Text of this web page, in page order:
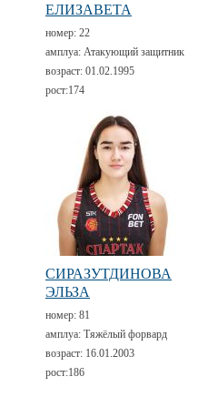
ЕЛИЗАВЕТА
номер: 22
амплуа: Атакующий защитник
возраст: 01.02.1995
рост:174
СИРАЗУТДИНОВА
ЭЛЬЗА
номер: 81
амплуа: Тяжёлый форвард
возраст: 16.01.2003
рост:186